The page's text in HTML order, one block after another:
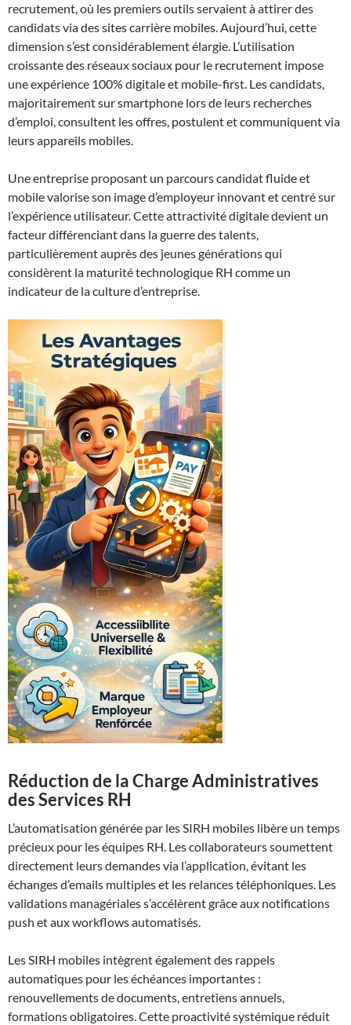
recrutement, où les premiers outils servaient à attirer des
candidats via des sites carrière mobiles. Aujourd’hui, cette
dimension s’est considérablement élargie. L’utilisation
croissante des réseaux sociaux pour le recrutement impose
une expérience 100% digitale et mobile-first. Les candidats,
majoritairement sur smartphone lors de leurs recherches
d’emploi, consultent les offres, postulent et communiquent via
leurs appareils mobiles.
Une entreprise proposant un parcours candidat fluide et
mobile valorise son image d’employeur innovant et centré sur
l’expérience utilisateur. Cette attractivité digitale devient un
facteur différenciant dans la guerre des talents,
particulièrement auprès des jeunes générations qui
considèrent la maturité technologique RH comme un
indicateur de la culture d’entreprise.
Réduction de la Charge Administratives
des Services RH
L’automatisation générée par les SIRH mobiles libère un temps
précieux pour les équipes RH. Les collaborateurs soumettent
directement leurs demandes via l’application, évitant les
échanges d’emails multiples et les relances téléphoniques. Les
validations managériales s’accélèrent grâce aux notifications
push et aux workflows automatisés.
Les SIRH mobiles intègrent également des rappels
automatiques pour les échéances importantes :
renouvellements de documents, entretiens annuels,
formations obligatoires. Cette proactivité systémique réduit